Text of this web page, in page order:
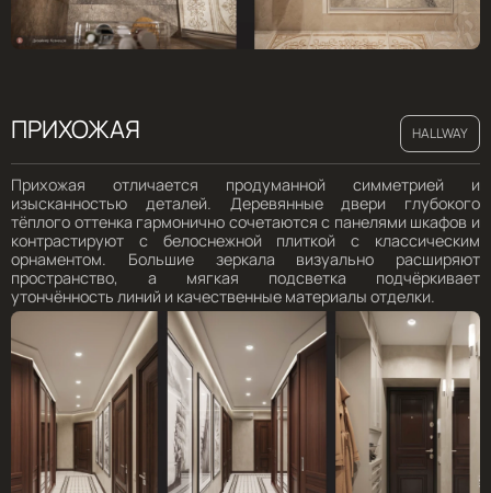
ПРИХОЖАЯ HALLWAY
Прихожая отличается продуманной симметрией и
изысканностью деталей. Деревянные двери глубокого
тёплого оттенка гармонично сочетаются с панелями шкафов и
контрастируют с белоснежной плиткой с классическим
орнаментом. Большие зеркала визуально расширяют
пространство, а мягкая подсветка подчёркивает
утончённость линий и качественные материалы отделки.